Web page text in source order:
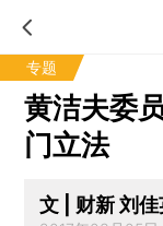
专题
黄洁夫委
门立法
文 | 财新 刘佳